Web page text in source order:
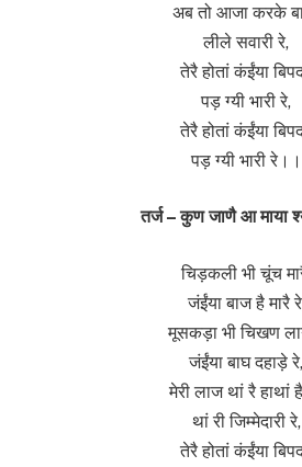
अब तो आजा करके
लीले सवारी रे,
तेरै होतां कंईंया
पड़ ग्यी भारी रे,
तेरै होतां कंईंया
पड़ ग्यी भारी रे।।
तर्ज – कुण जाणै आ माया
चिड़कली भी चूंच
जंईंया बाज है मारै
मूसकड़ा भी चिखण
जंईंया बाघ दहाड़े रे,
मेरी लाज थां रै हाथां
थां री जिम्मेदारी रे,
तेरै होतां कंईंया